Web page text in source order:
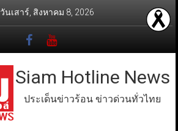
วันเสาร์, สิงหาคม 8, 2026
Siam Hotline News
ประเด็นข่าวร้อน ข่าวด่วนทั่วไทย